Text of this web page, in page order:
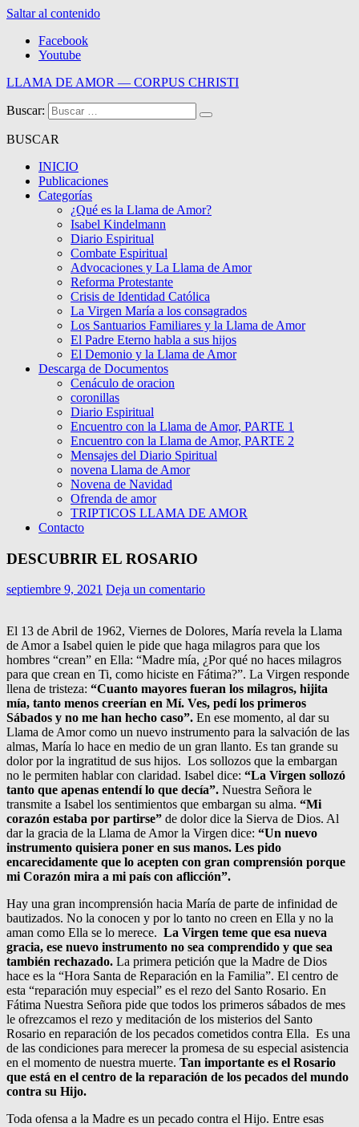
Saltar al contenido
Facebook
Youtube
LLAMA DE AMOR — CORPUS CHRISTI
Blog de la Llama de Amor
Buscar:
BUSCAR
INICIO
Publicaciones
Categorías
¿Qué es la Llama de Amor?
Isabel Kindelmann
Diario Espiritual
Combate Espiritual
Advocaciones y La Llama de Amor
Reforma Protestante
Crisis de Identidad Católica
La Virgen María a los consagrados
Los Santuarios Familiares y la Llama de Amor
El Padre Eterno habla a sus hijos
El Demonio y la Llama de Amor
Descarga de Documentos
Cenáculo de oracion
coronillas
Diario Espiritual
Encuentro con la Llama de Amor, PARTE 1
Encuentro con la Llama de Amor, PARTE 2
Mensajes del Diario Spiritual
novena Llama de Amor
Novena de Navidad
Ofrenda de amor
TRIPTICOS LLAMA DE AMOR
Contacto
DESCUBRIR EL ROSARIO
septiembre 9, 2021 Deja un comentario
El 13 de Abril de 1962, Viernes de Dolores, María revela la Llama
de Amor a Isabel quien le pide que haga milagros para que los
hombres “crean” en Ella: “Madre mía, ¿Por qué no haces milagros
para que crean en Ti, como hiciste en Fátima?”. La Virgen responde
llena de tristeza: “Cuanto mayores fueran los milagros, hijita
mía, tanto menos creerían en Mí. Ves, pedí los primeros
Sábados y no me han hecho caso”. En ese momento, al dar su
Llama de Amor como un nuevo instrumento para la salvación de las
almas, María lo hace en medio de un gran llanto. Es tan grande su
dolor por la ingratitud de sus hijos. Los sollozos que la embargan
no le permiten hablar con claridad. Isabel dice: “La Virgen sollozó
tanto que apenas entendí lo que decía”. Nuestra Señora le
transmite a Isabel los sentimientos que embargan su alma. “Mi
corazón estaba por partirse” de dolor dice la Sierva de Dios. Al
dar la gracia de la Llama de Amor la Virgen dice: “Un nuevo
instrumento quisiera poner en sus manos. Les pido
encarecidamente que lo acepten con gran comprensión porque
mi Corazón mira a mi país con aflicción”.
Hay una gran incomprensión hacia María de parte de infinidad de
bautizados. No la conocen y por lo tanto no creen en Ella y no la
aman como Ella se lo merece. La Virgen teme que esa nueva
gracia, ese nuevo instrumento no sea comprendido y que sea
también rechazado. La primera petición que la Madre de Dios
hace es la “Hora Santa de Reparación en la Familia”. El centro de
esta “reparación muy especial” es el rezo del Santo Rosario. En
Fátima Nuestra Señora pide que todos los primeros sábados de mes
le ofrezcamos el rezo y meditación de los misterios del Santo
Rosario en reparación de los pecados cometidos contra Ella. Es una
de las condiciones para merecer la promesa de su especial asistencia
en el momento de nuestra muerte. Tan importante es el Rosario
que está en el centro de la reparación de los pecados del mundo
contra su Hijo.
Toda ofensa a la Madre es un pecado contra el Hijo. Entre esas